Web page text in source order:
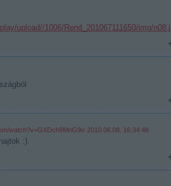
upload//1006/Rend_201067111650/img/
watch?v=GXDch9MnG9o 2010.06.08. 16:34:48
:).